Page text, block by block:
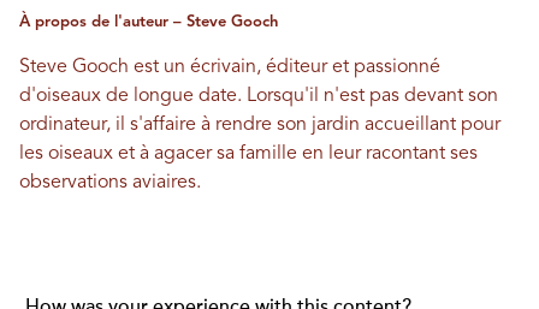
À propos de l'auteur – Steve Gooch
Steve Gooch est un écrivain, éditeur et passionné
d'oiseaux de longue date. Lorsqu'il n'est pas devant son
ordinateur, il s'affaire à rendre son jardin accueillant pour
les oiseaux et à agacer sa famille en leur racontant ses
observations aviaires.